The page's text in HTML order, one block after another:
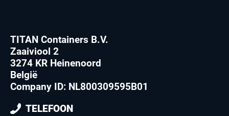
TITAN Containers B.V.
Zaaiviool 2
3274 KR Heinenoord
België
Company ID: NL800309595B01
TELEFOON